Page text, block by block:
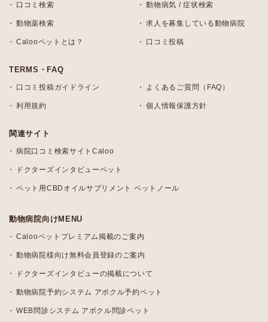
口コミ検索 動物病気 / 症状検索
動物薬検索 求人を募集している動物病院
Calooペットとは？ 口コミ投稿
TERMS・FAQ
口コミ投稿ガイドライン よくあるご質問（FAQ）
利用規約 個人情報保護方針
関連サイト
病院口コミ検索サイトCaloo
ドクターズインタビューペット
ペット用CBDオイルサプリメント ペットノール
動物病院向けMENU
Calooペットプレミアム掲載のご案内
動物病院様向け無料会員登録のご案内
ドクターズインタビューの掲載について
動物病院予約システム アポクル予約ペット
WEB問診システム アポクル問診ペット